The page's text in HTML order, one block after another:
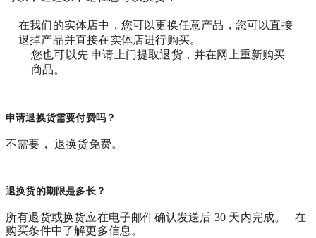
在我们的实体店中，您可以更换任意产品，您可以直接
退掉产品并直接在实体店进行购买。
您也可以先 申请上门提取退货，并在网上重新购买
商品。
申请退换货需要付费吗？
不需要， 退换货免费。
退换货的期限是多长？
所有退货或换货应在电子邮件确认发送后 30 天内完成。 在
购买条件中了解更多信息。